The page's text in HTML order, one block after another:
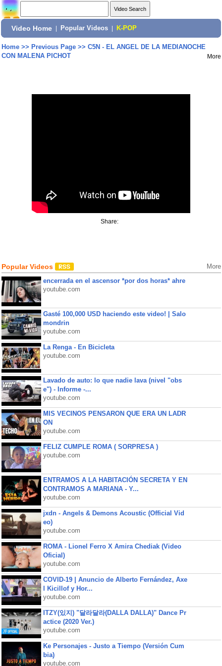
Video Home Popular Videos K-POP
Home>> Previous Page>> C5N - EL ANGEL DE LA MEDIANOCHE
CON MALENA PICHOT
More
Share:
Popular Videos More
encerrada en el ascensor *por dos horas* ahre
youtube.com
Gasté 100,000 USD haciendo este video! | Salo
mondrin
youtube.com
La Renga - En Bicicleta
youtube.com
Lavado de auto: lo que nadie lava (nivel "obs
e") - Informe -...
youtube.com
MIS VECINOS PENSARON QUE ERA UN LADR
ON
youtube.com
FELIZ CUMPLE ROMA ( SORPRESA )
youtube.com
ENTRAMOS A LA HABITACIÓN SECRETA Y EN
CONTRAMOS A MARIANA - Y...
youtube.com
jxdn - Angels & Demons Acoustic (Official Vid
eo)
youtube.com
ROMA - Lionel Ferro X Amira Chediak (Video
Oficial)
youtube.com
COVID-19 | Anuncio de Alberto Fernández, Axe
l Kicillof y Hor...
youtube.com
ITZY(있지) "달라달라(DALLA DALLA)" Dance Pr
actice (2020 Ver.)
youtube.com
Ke Personajes - Justo a Tiempo (Versión Cum
bia)
youtube.com